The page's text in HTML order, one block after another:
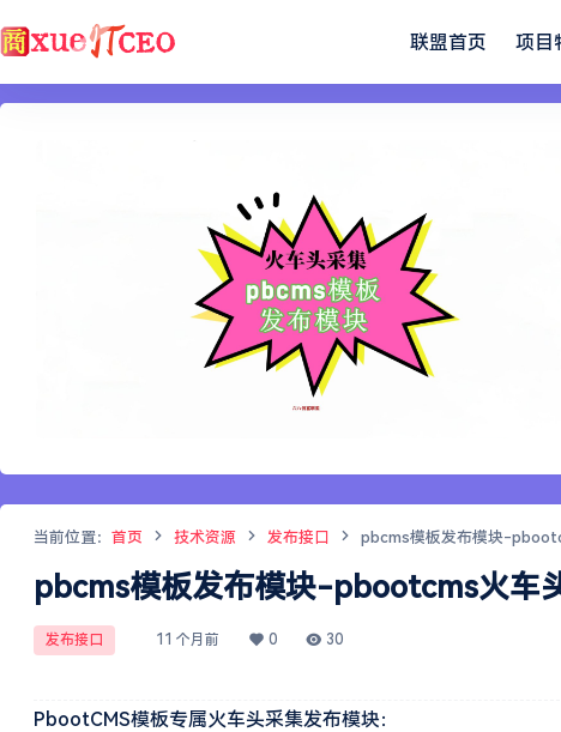
联盟首页 项目
当前位置： 首页 技术资源 发布接口 pbcms模板发布模块-
pbcms模板发布模块-pbootcms火车
发布接口 11 个月前 0 30
PbootCMS模板专属火车头采集发布模块：